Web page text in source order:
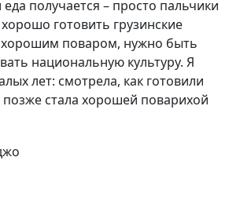
получается – просто пальчики
готовить грузинские
поваром, нужно быть
национальную культуру. Я
лет: смотрела, как готовили
стала хорошей поварихой